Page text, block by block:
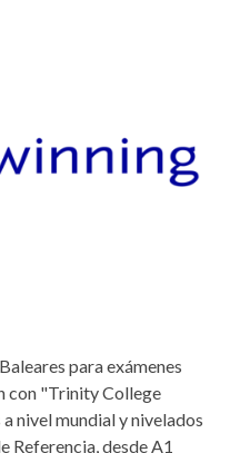
para exámenes
con "Trinity College
nivel mundial y nivelados
Referencia, desde A1